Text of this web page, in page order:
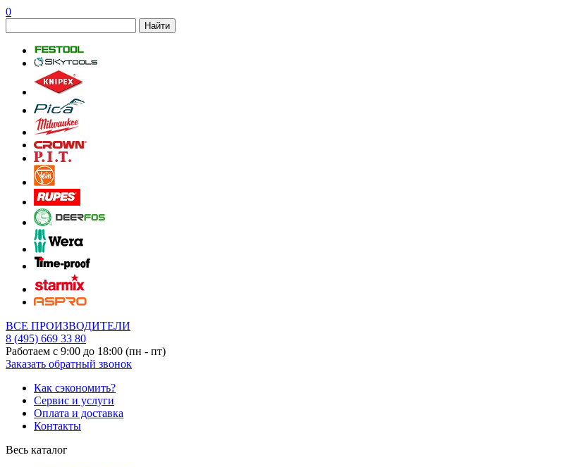
0
Найти
ВСЕ ПРОИЗВОДИТЕЛИ
8 (495) 669 33 80
Работаем с 9:00 до 18:00 (пн - пт)
Заказать обратный звонок
Как сэкономить?
Сервис и услуги
Оплата и доставка
Контакты
Весь каталог